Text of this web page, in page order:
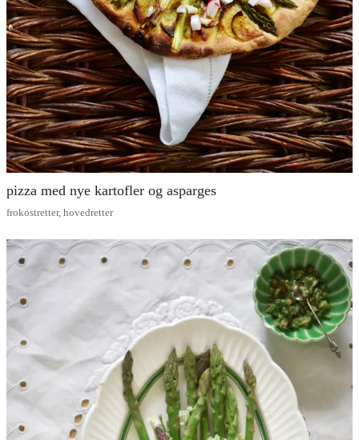
pizza med nye kartofler og asparges
frokostretter, hovedretter